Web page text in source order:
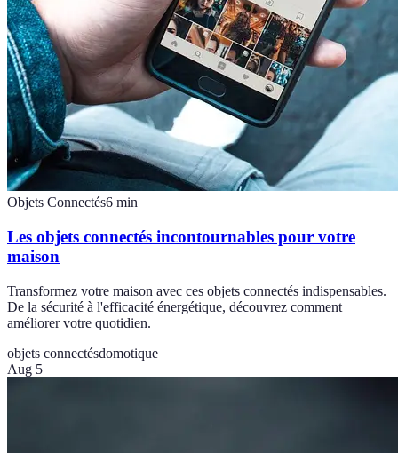
Objets Connectés6 min
Les objets connectés incontournables pour votre
maison
Transformez votre maison avec ces objets connectés indispensables.
De la sécurité à l'efficacité énergétique, découvrez comment
améliorer votre quotidien.
objets connectésdomotique
Aug 5